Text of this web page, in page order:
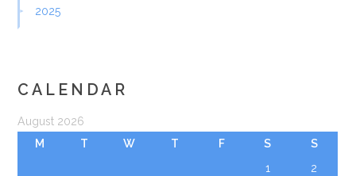
2025
CALENDAR
August 2026
M
T W T F S
S
1
2